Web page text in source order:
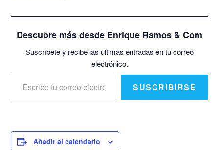
Descubre más desde Enrique Ramos & Com
Suscríbete y recibe las últimas entradas en tu correo
electrónico.
Escribe tu correo electrónico…
SUSCRIBIRSE
Añadir al calendario